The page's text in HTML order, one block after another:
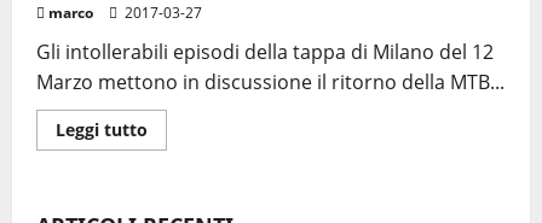
marco 2017-03-27
Gli intollerabili episodi della tappa di Milano del 12
Marzo mettono in discussione il ritorno della MTB...
Leggi tutto
di
D’ITALIA,